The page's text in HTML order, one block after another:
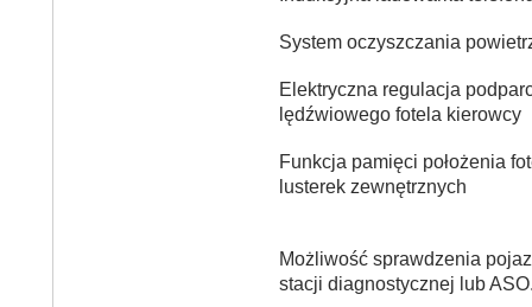
System oczyszczania
Elektryczna regulacja
lędźwiowego fotela kierowcy
Funkcja pamięci położenia
lusterek zewnętrznych
Możliwość sprawdzenia
stacji diagnostycznej lub